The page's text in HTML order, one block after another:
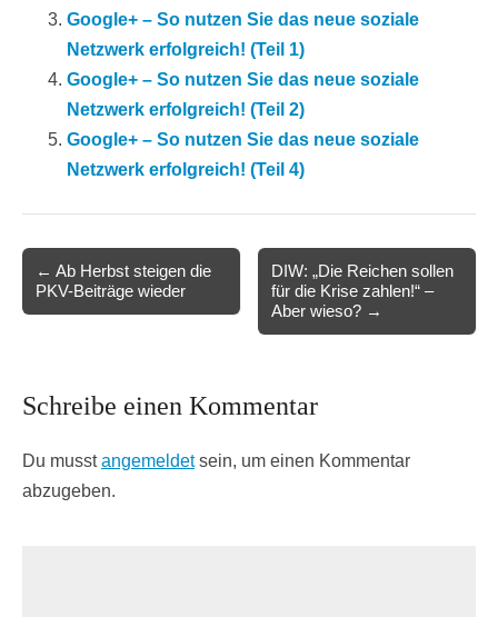
Google+ – So nutzen Sie das neue soziale
Netzwerk erfolgreich! (Teil 1)
Google+ – So nutzen Sie das neue soziale
Netzwerk erfolgreich! (Teil 2)
Google+ – So nutzen Sie das neue soziale
Netzwerk erfolgreich! (Teil 4)
navigation
← Ab Herbst steigen die
PKV-Beiträge wieder
DIW: „Die Reichen sollen
für die Krise zahlen!“ –
Aber wieso? →
Schreibe einen Kommentar
Du musstangemeldetsein, um einen Kommentar
abzugeben.